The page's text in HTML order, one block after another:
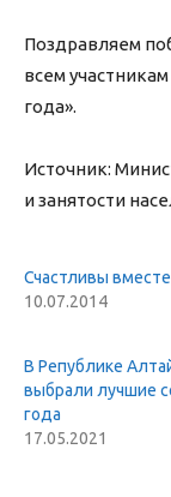
Поздравляем
всем
года».
Источник:
и занятости
Счастливы вместе
10.07.2014
В Републике
выбрали лучшие
года
17.05.2021